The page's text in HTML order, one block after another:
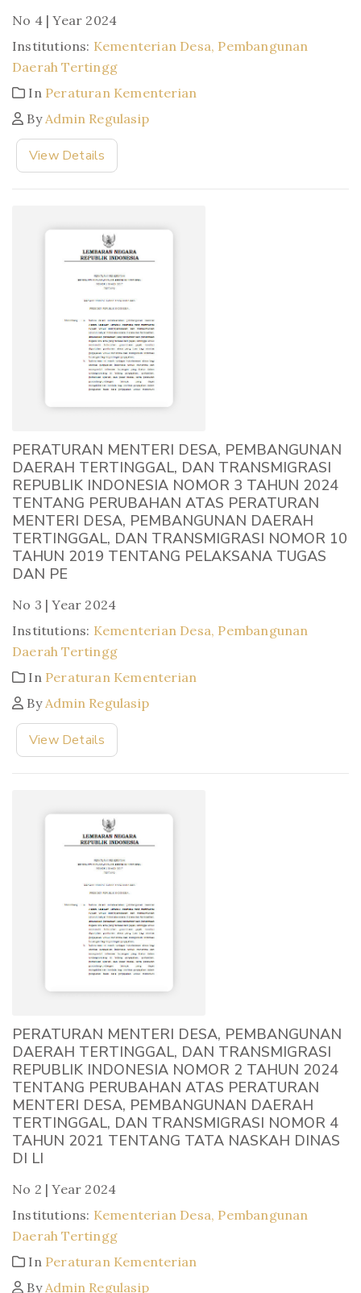
No 4 | Year 2024
Institutions: Kementerian Desa, Pembangunan
Daerah Tertingg
In Peraturan Kementerian
By Admin Regulasip
View Details
PERATURAN MENTERI DESA, PEMBANGUNAN
DAERAH TERTINGGAL, DAN TRANSMIGRASI
REPUBLIK INDONESIA NOMOR 3 TAHUN 2024
TENTANG PERUBAHAN ATAS PERATURAN
MENTERI DESA, PEMBANGUNAN DAERAH
TERTINGGAL, DAN TRANSMIGRASI NOMOR 10
TAHUN 2019 TENTANG PELAKSANA TUGAS
DAN PE
No 3 | Year 2024
Institutions: Kementerian Desa, Pembangunan
Daerah Tertingg
In Peraturan Kementerian
By Admin Regulasip
View Details
PERATURAN MENTERI DESA, PEMBANGUNAN
DAERAH TERTINGGAL, DAN TRANSMIGRASI
REPUBLIK INDONESIA NOMOR 2 TAHUN 2024
TENTANG PERUBAHAN ATAS PERATURAN
MENTERI DESA, PEMBANGUNAN DAERAH
TERTINGGAL, DAN TRANSMIGRASI NOMOR 4
TAHUN 2021 TENTANG TATA NASKAH DINAS
DI LI
No 2 | Year 2024
Institutions: Kementerian Desa, Pembangunan
Daerah Tertingg
In Peraturan Kementerian
By Admin Regulasip